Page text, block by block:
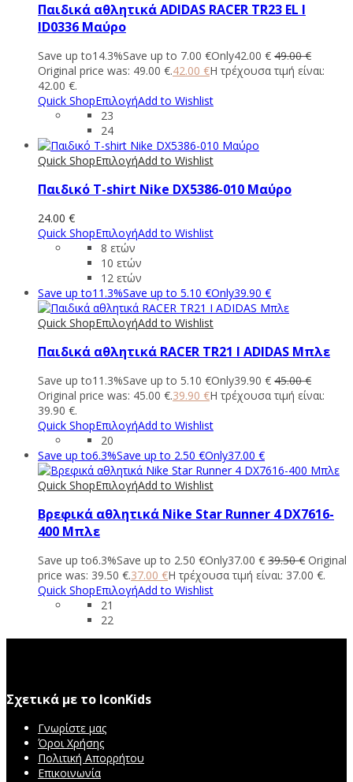
Παιδικά αθλητικά ADIDAS RACER TR23 EL I
ID0336 Μαύρο
Save up to14.3%Save up to 7.00 €Only42.00 € 49.00€
Original price was: 49.00 €.42.00 €Η τρέχουσα τιμή είναι:
42.00 €.
Quick ShopΕπιλογήAdd to Wishlist
23
24
Quick ShopΕπιλογήAdd to Wishlist
Παιδικό T-shirt Νike DX5386-010 Μαύρο
24.00 €
Quick ShopΕπιλογήAdd to Wishlist
8 ετών
10 ετών
12 ετών
Save up to11.3%Save up to 5.10 €Only39.90 €
Quick ShopΕπιλογήAdd to Wishlist
Παιδικά αθλητικά RACER TR21 I ADIDAS Μπλε
Save up to11.3%Save up to 5.10 €Only39.90 € 45.00€
Original price was: 45.00 €.39.90 €Η τρέχουσα τιμή είναι:
39.90 €.
Quick ShopΕπιλογήAdd to Wishlist
20
Save up to6.3%Save up to 2.50 €Only37.00 €
Quick ShopΕπιλογήAdd to Wishlist
Βρεφικά αθλητικά Nike Star Runner 4 DX7616-
400 Μπλε
Save up to6.3%Save up to 2.50 €Only37.00 € 39.50€ Original
price was: 39.50 €.37.00 €Η τρέχουσα τιμή είναι: 37.00 €.
Quick ShopΕπιλογήAdd to Wishlist
21
22
Σχετικά με το IconKids
Γνωρίστε μας
Όροι Χρήσης
Πολιτική Απορρήτου
Επικοινωνία